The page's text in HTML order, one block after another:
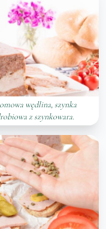
wędlina, szynka
z szynkowara.